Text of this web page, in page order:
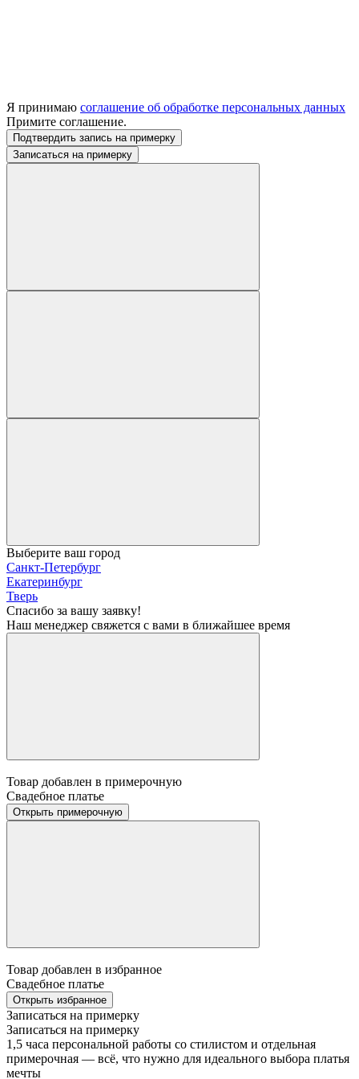
Я принимаю соглашение об обработке персональных данных
Примите соглашение.
Подтвердить запись на примерку
Записаться на примерку
Выберите ваш город
Санкт-Петербург
Екатеринбург
Тверь
Спасибо за вашу заявку!
Наш менеджер свяжется с вами в ближайшее время
Товар добавлен в примерочную
Свадебное платье
Открыть примерочную
Товар добавлен в избранное
Свадебное платье
Открыть избранное
Записаться на примерку
Записаться на примерку
1,5 часа персональной работы со стилистом и отдельная
примерочная — всё, что нужно для идеального выбора платья
мечты